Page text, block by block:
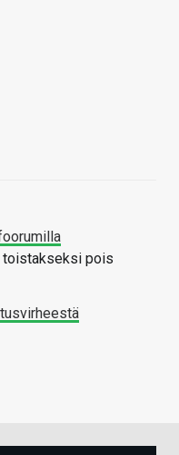
toistakseksi pois